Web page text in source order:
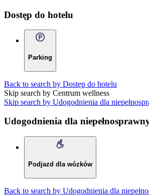
Dostęp do hotelu
Parking
Back to search by Dostęp do hotelu
Skip search by Centrum wellness
Skip search by Udogodnienia dla
Udogodnienia dla
Podjazd dla wózków
Back to search by Udogodnienia dla